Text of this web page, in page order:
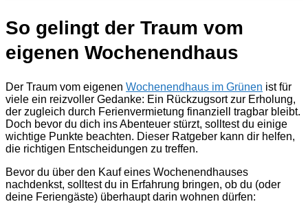
So gelingt der Traum vom
eigenen Wochenendhaus
Der Traum vom eigenen Wochenendhaus im Grünen ist für
viele ein reizvoller Gedanke: Ein Rückzugsort zur Erholung,
der zugleich durch Ferienvermietung finanziell tragbar bleibt.
Doch bevor du dich ins Abenteuer stürzt, solltest du einige
wichtige Punkte beachten. Dieser Ratgeber kann dir helfen,
die richtigen Entscheidungen zu treffen.
Bevor du über den Kauf eines Wochenendhauses
nachdenkst, solltest du in Erfahrung bringen, ob du (oder
deine Feriengäste) überhaupt darin wohnen dürfen: